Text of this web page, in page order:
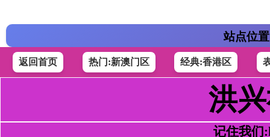
站点位
返回首页 热门:新澳门区 经典:香港区
洪
记住我们